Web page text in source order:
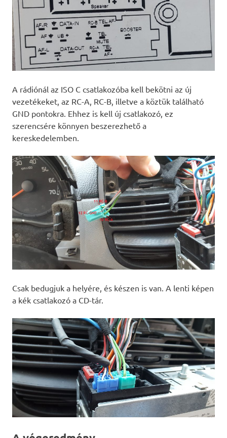
A rádiónál az ISO C csatlakozóba kell bekötni az új
vezetékeket, az RC-A, RC-B, illetve a köztük található
GND pontokra. Ehhez is kell új csatlakozó, ez
szerencsére könnyen beszerezhető a
kereskedelemben.
Csak bedugjuk a helyére, és készen is van. A lenti képen
a kék csatlakozó a CD-tár.